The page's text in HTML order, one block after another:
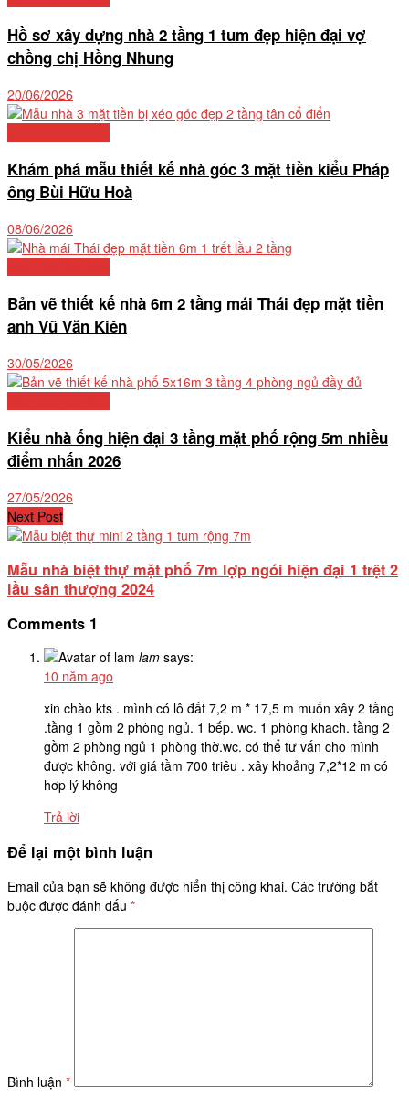
Hồ sơ xây dựng nhà 2 tầng 1 tum đẹp hiện đại vợ
chồng chị Hồng Nhung
20/06/2026
Khám phá mẫu thiết kế nhà góc 3 mặt tiền kiểu Pháp
ông Bùi Hữu Hoà
08/06/2026
Bản vẽ thiết kế nhà 6m 2 tầng mái Thái đẹp mặt tiền
anh Vũ Văn Kiên
30/05/2026
Kiểu nhà ống hiện đại 3 tầng mặt phố rộng 5m nhiều
điểm nhấn 2026
27/05/2026
Next Post
Mẫu nhà biệt thự mặt phố 7m lợp ngói hiện đại 1 trệt 2
lầu sân thượng 2024
Comments 1
lam says:
10 năm ago
xin chào kts . mình có lô đất 7,2 m * 17,5 m muốn xây 2 tầng
.tầng 1 gồm 2 phòng ngủ. 1 bếp. wc. 1 phòng khach. tầng 2
gồm 2 phòng ngủ 1 phòng thờ.wc. có thể tư vấn cho mình
được không. với giá tầm 700 triêu . xây khoảng 7,2*12 m có
hơp lý không
Trả lời
Để lại một bình luận
Email của bạn sẽ không được hiển thị công khai. Các trường bắt
buộc được đánh dấu *
Bình luận *